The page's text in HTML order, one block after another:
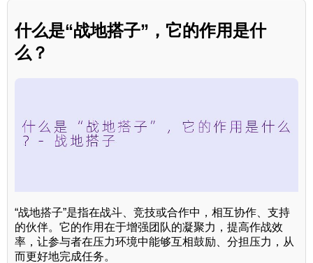
什么是“战地搭子”，它的作用是什
么？
“战地搭子”是指在战斗、竞技或合作中，相互协作、支持
的伙伴。它的作用在于增强团队的凝聚力，提高作战效
率，让参与者在压力环境中能够互相鼓励、分担压力，从
而更好地完成任务。